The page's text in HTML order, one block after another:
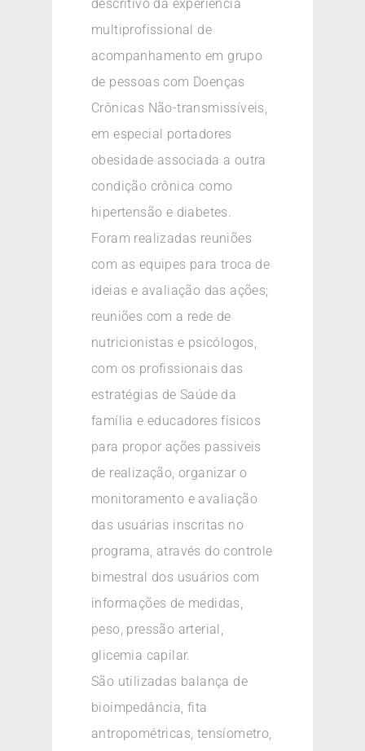
descritivo da experiência
multiprofissional de
acompanhamento em grupo
de pessoas com Doenças
Crônicas Não-transmissíveis,
em especial portadores
obesidade associada a outra
condição crônica como
hipertensão e diabetes.
Foram realizadas reuniões
com as equipes para troca de
ideias e avaliação das ações;
reuniões com a rede de
nutricionistas e psicólogos,
com os profissionais das
estratégias de Saúde da
família e educadores físicos
para propor ações passiveis
de realização, organizar o
monitoramento e avaliação
das usuárias inscritas no
programa, através do controle
bimestral dos usuários com
informações de medidas,
peso, pressão arterial,
glicemia capilar.
São utilizadas balança de
bioimpedância, fita
antropométricas, tensíometro,